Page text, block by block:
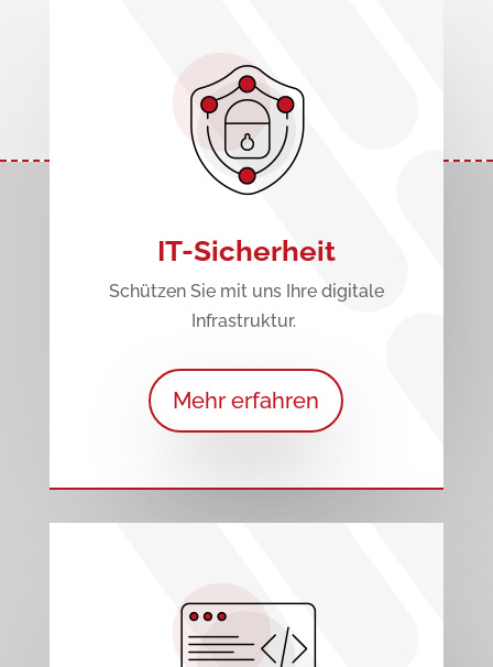
IT-Sicherheit
Schützen Sie mit uns Ihre digitale
Infrastruktur.
Mehr erfahren